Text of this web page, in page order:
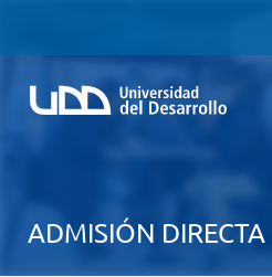
ADMISIÓN DIRECTA